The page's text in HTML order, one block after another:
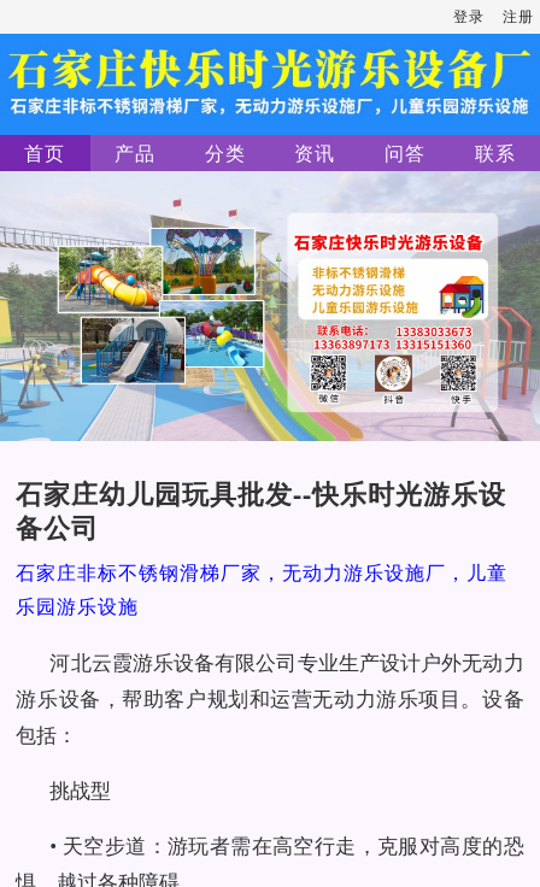
登录 注册
首页 产品 分类 资讯 问答 联系
石家庄幼儿园玩具批发--快乐时光游乐设
备公司
石家庄非标不锈钢滑梯厂家，无动力游乐设施厂，儿童
乐园游乐设施
河北云霞游乐设备有限公司专业生产设计户外无动力
游乐设备，帮助客户规划和运营无动力游乐项目。设备
包括：
挑战型
• 天空步道：游玩者需在高空行走，克服对高度的恐
惧，越过各种障碍 。